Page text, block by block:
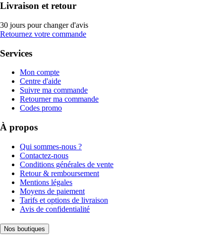
Livraison et retour
30 jours pour changer d'avis
Retournez votre commande
Services
Mon compte
Centre d'aide
Suivre ma commande
Retourner ma commande
Codes promo
À propos
Qui sommes-nous ?
Contactez-nous
Conditions générales de vente
Retour & remboursement
Mentions légales
Moyens de paiement
Tarifs et options de livraison
Avis de confidentialité
Nos boutiques